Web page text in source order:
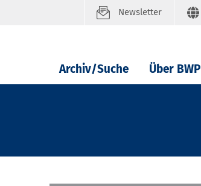
Newsletter
Archiv/Suche Über BWP